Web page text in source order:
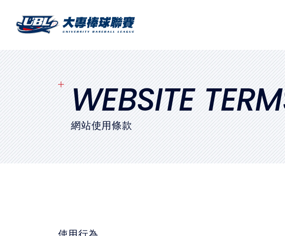
SITEMAP
首頁
球隊戰績
賽程表
球隊與球員
裁判
WEBSITE
網站使用條款